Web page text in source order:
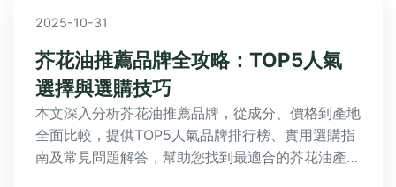
2025-10-31
芥花油推薦品牌全攻略：TOP5人氣
選擇與選購技巧
本文深入分析芥花油推薦品牌，從成分、價格到產地
全面比較，提供TOP5人氣品牌排行榜、實用選購指
南及常見問題解答，幫助您找到最適合的芥花油產